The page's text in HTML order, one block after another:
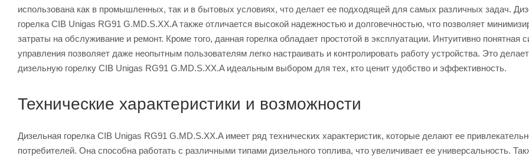
использована как в промышленных, так и в бытовых условиях, что делает ее подходящей для самых различных задач.
горелка CIB Unigas RG91 G.MD.S.XX.A также отличается высокой надежностью и долговечностью, что позволяет
затраты на обслуживание и ремонт. Кроме того, данная горелка обладает простотой в эксплуатации. Интуитивно понятная
управления позволяет даже неопытным пользователям легко настраивать и контролировать работу устройства. Это делает
дизельную горелку CIB Unigas RG91 G.MD.S.XX.A идеальным выбором для тех, кто ценит удобство и эффективность.
Технические характеристики и возможности
Дизельная горелка CIB Unigas RG91 G.MD.S.XX.A имеет ряд технических характеристик, которые делают ее
потребителей. Она способна работать с различными типами дизельного топлива, что увеличивает ее универсальность.